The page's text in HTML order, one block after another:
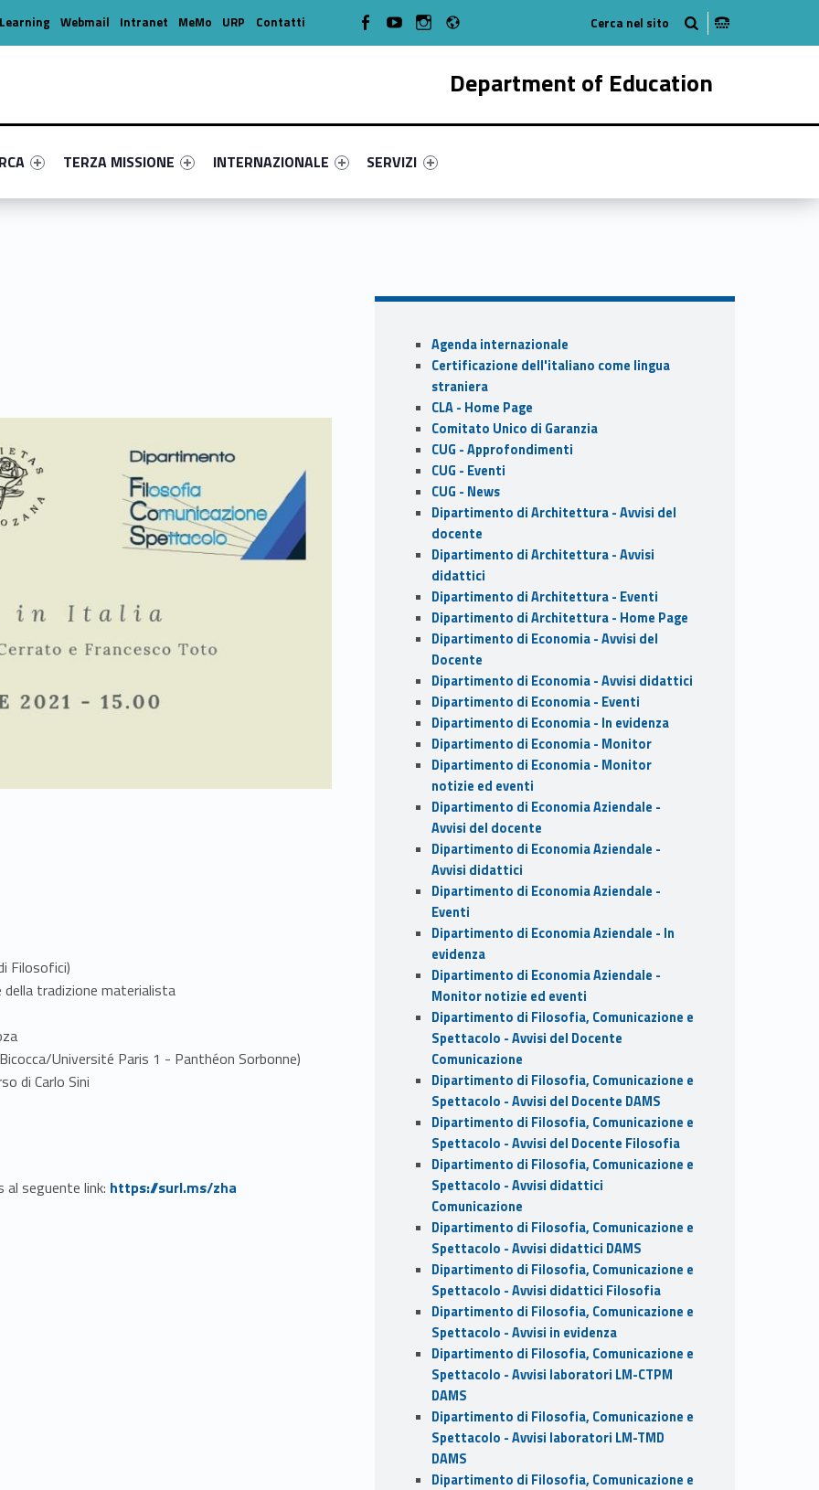
Department of Education
primary-74653-16
#link-menu-primary-19646-39
Link identifier #link-menu-primary-66951-49
TERZA MISSIONE
Link identifier #link-menu-primary-31724-55
INTERNAZIONALE
Link identifier #link-menu-primary-89374-62
SERVIZI
Webmail Intranet MeMo URP Contatti WebMan on FacebookWebMan on YoutubeWebMan on Instagram
Filosofici)
tradizione materialista
Université Paris 1 - Panthéon Sorbonne)
di Carlo Sini
seguente link: Link identifier #identifier__125722-2https://surl.ms/zha
Sidebar
Agenda internazionale
Certificazione dell'italiano come lingua
straniera
CLA - Home Page
Comitato Unico di Garanzia
CUG - Approfondimenti
CUG - Eventi
CUG - News
Dipartimento di Architettura - Avvisi del
docente
Dipartimento di Architettura - Avvisi
didattici
Dipartimento di Architettura - Eventi
Dipartimento di Architettura - Home Page
Dipartimento di Economia - Avvisi del
Docente
Dipartimento di Economia - Avvisi didattici
Dipartimento di Economia - Eventi
Dipartimento di Economia - In evidenza
Dipartimento di Economia - Monitor
Dipartimento di Economia - Monitor
notizie ed eventi
Dipartimento di Economia Aziendale -
Avvisi del docente
Dipartimento di Economia Aziendale -
Avvisi didattici
Dipartimento di Economia Aziendale -
Eventi
Dipartimento di Economia Aziendale - In
evidenza
Dipartimento di Economia Aziendale -
Monitor notizie ed eventi
Dipartimento di Filosofia, Comunicazione e
Spettacolo - Avvisi del Docente
Comunicazione
Dipartimento di Filosofia, Comunicazione e
Spettacolo - Avvisi del Docente DAMS
Dipartimento di Filosofia, Comunicazione e
Spettacolo - Avvisi del Docente Filosofia
Dipartimento di Filosofia, Comunicazione e
Spettacolo - Avvisi didattici
Comunicazione
Dipartimento di Filosofia, Comunicazione e
Spettacolo - Avvisi didattici DAMS
Dipartimento di Filosofia, Comunicazione e
Spettacolo - Avvisi didattici Filosofia
Dipartimento di Filosofia, Comunicazione e
Spettacolo - Avvisi in evidenza
Dipartimento di Filosofia, Comunicazione e
Spettacolo - Avvisi laboratori LM-CTPM
DAMS
Dipartimento di Filosofia, Comunicazione e
Spettacolo - Avvisi laboratori LM-TMD
DAMS
Dipartimento di Filosofia, Comunicazione e